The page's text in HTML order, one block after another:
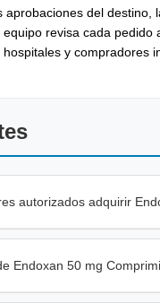
del
revisa cada
y compradores
autorizados adquirir
Endoxan 50 mg